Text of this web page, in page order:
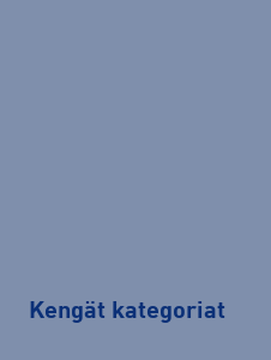
Kengät kategoriat